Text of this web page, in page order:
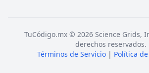
TuCódigo.mx © 2026 Science Grids,
derechos reservados.
Términos de Servicio | Política